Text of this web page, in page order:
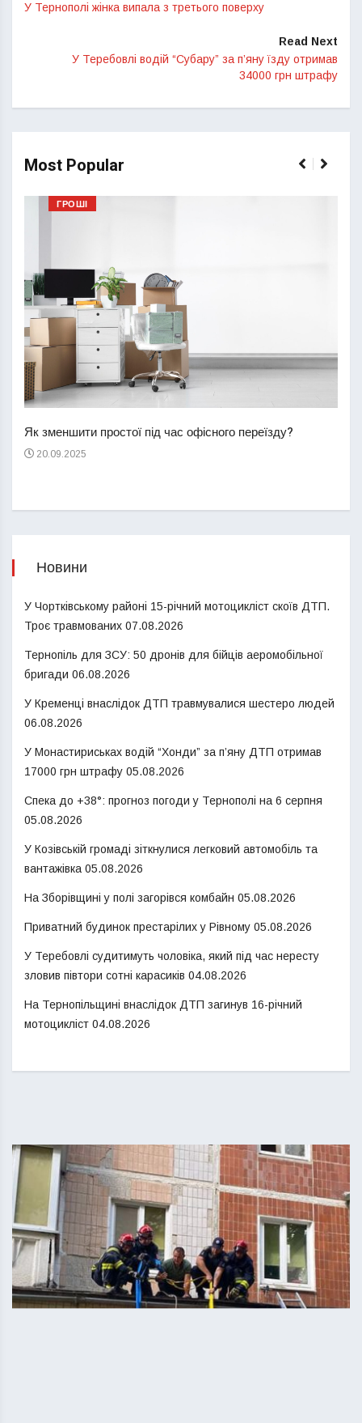
У Тернополі жінка випала з третього поверху
Read Next
У Теребовлі водій “Субару” за п’яну їзду отримав
34000 грн штрафу
Most Popular
ГРОШІ
Як зменшити простої під час офісного переїзду?
20.09.2025
Новини
У Чортківському районі 15-річний мотоцикліст скоїв ДТП.
Троє травмованих 07.08.2026
Тернопіль для ЗСУ: 50 дронів для бійців аеромобільної
бригади 06.08.2026
У Кременці внаслідок ДТП травмувалися шестеро людей
06.08.2026
У Монастириськах водій “Хонди” за п’яну ДТП отримав
17000 грн штрафу 05.08.2026
Спека до +38°: прогноз погоди у Тернополі на 6 серпня
05.08.2026
У Козівській громаді зіткнулися легковий автомобіль та
вантажівка 05.08.2026
На Зборівщині у полі загорівся комбайн 05.08.2026
Приватний будинок престарілих у Рівному 05.08.2026
У Теребовлі судитимуть чоловіка, який під час нересту
зловив півтори сотні карасиків 04.08.2026
На Тернопільщині внаслідок ДТП загинув 16-річний
мотоцикліст 04.08.2026